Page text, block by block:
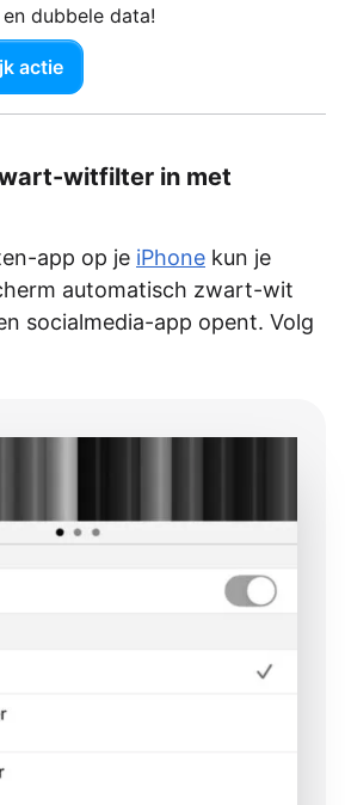
dubbele data!
actie
witfilter in met
app op je iPhone kun je
automatisch zwart-wit
socialmedia-app opent. Volg